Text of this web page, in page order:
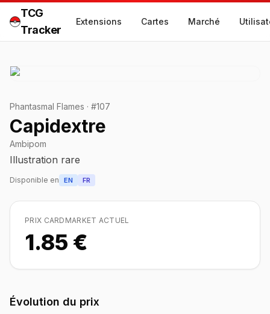
TCG
Tracker
Extensions Cartes Marché
Phantasmal Flames · #107
Capidextre
Ambipom
Illustration rare
Disponible en EN FR
PRIX CARDMARKET ACTUEL
1.85 €
Évolution du prix